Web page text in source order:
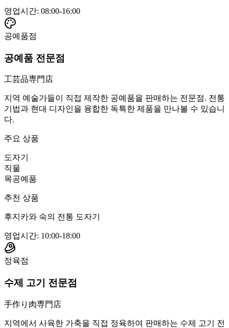
영업시간: 08:00-16:00
공예품점
공예품 전문점
工芸品専門店
지역 예술가들이 직접 제작한 공예품을 판매하는 전문점. 전통
기법과 현대 디자인을 융합한 독특한 제품을 만나볼 수 있습니
다.
주요 상품
도자기
직물
목공예품
추천 상품
후지카와 숙의 전통 도자기
영업시간: 10:00-18:00
정육점
수제 고기 전문점
手作り肉専門店
지역에서 사육한 가축을 직접 정육하여 판매하는 수제 고기 전